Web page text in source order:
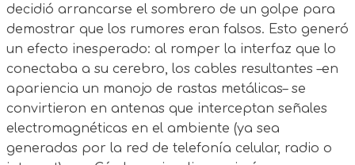
decidió arrancarse el sombrero de un golpe para
demostrar que los rumores eran falsos. Esto generó
un efecto inesperado: al romper la interfaz que lo
conectaba a su cerebro, los cables resultantes –en
apariencia un manojo de rastas metálicas– se
convirtieron en antenas que interceptan señales
electromagnéticas en el ambiente (ya sea
generadas por la red de telefonía celular, radio o